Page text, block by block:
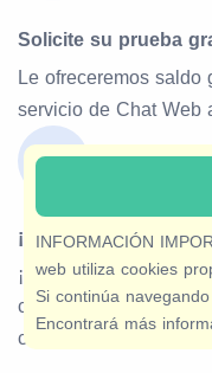
Solicite su prueba
Le ofreceremos saldo
servicio de Chat Web
04
¡Bienvenido a Afilnet!
¡Todo listo!, ha
con Afilnet. Estamos
cuando lo necesite
INFORMACIÓN
web utiliza cookies
Si continúa
Encontrará más